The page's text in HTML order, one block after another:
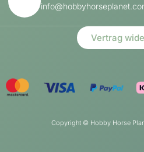
Vertrag
Copyright © Hobby Horse